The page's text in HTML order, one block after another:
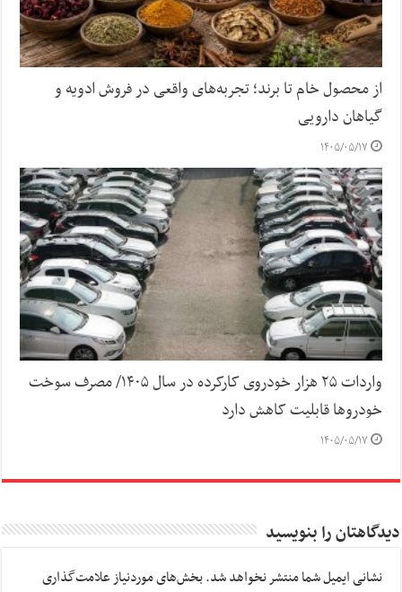
از محصول خام تا برند؛ تجربه‌های واقعی در فروش ادویه و
گیاهان دارویی
۱۴۰۵/۰۵/۱۷
واردات ۲۵ هزار خودروی کارکرده در سال ۱۴۰۵/ مصرف سوخت
خودرو‌ها قابلیت کاهش دارد
۱۴۰۵/۰۵/۱۷
دیدگاهتان را بنویسید
نشانی ایمیل شما منتشر نخواهد شد.بخش‌های موردنیاز علامت‌گذاری